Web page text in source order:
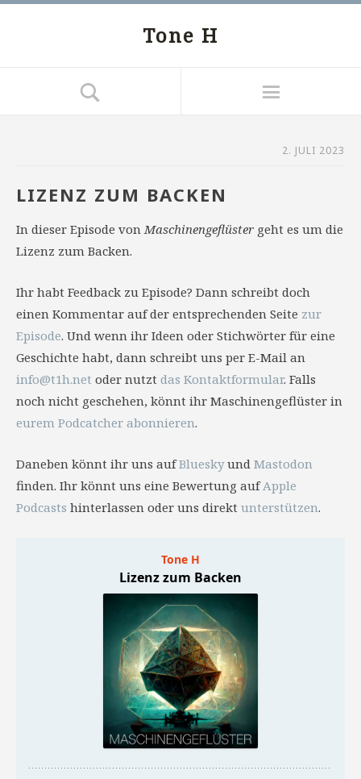
Tone H
2. JULI 2023
LIZENZ ZUM BACKEN
In dieser Episode vonMaschinengeflüster geht es um die
Lizenz zum Backen.
Ihr habt Feedback zu Episode? Dann schreibt doch
einen Kommentar auf der entsprechenden Seite zur
Episode. Und wenn ihr Ideen oder Stichwörter für eine
Geschichte habt, dann schreibt uns per E-Mail an
info@t1h.net oder nutzt das Kontaktformular. Falls
noch nicht geschehen, könnt ihr Maschinengeflüster in
eurem Podcatcher abonnieren.
Daneben könnt ihr uns aufBlueskyund Mastodon
finden. Ihr könnt uns eine Bewertung aufApple
Podcasts hinterlassen oder uns direkt unterstützen.